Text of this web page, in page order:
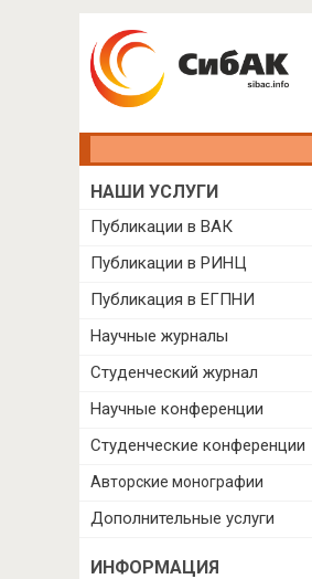
НАШИ УСЛУГИ
Публикации в ВАК
Публикации в РИНЦ
Публикация в ЕГПНИ
Научные журналы
Студенческий журнал
Научные конференции
Студенческие конференции
Авторские монографии
Дополнительные услуги
ИНФОРМАЦИЯ